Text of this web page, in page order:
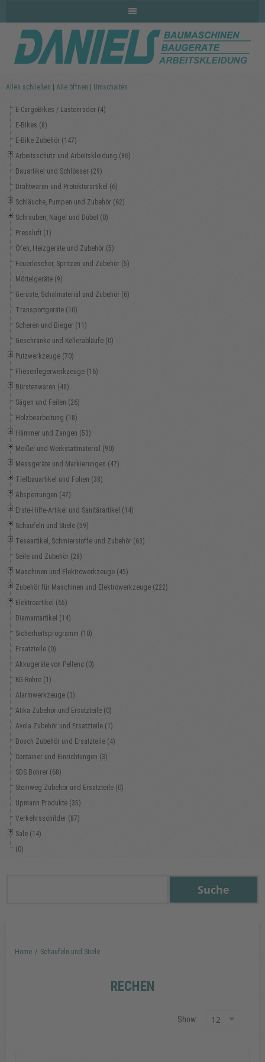
Alles schließen Alle öffnen Umschalten
E-CargoBikes / Lastenräder (4)
E-Bikes (8)
E-Bike Zubehör (147)
Arbeitsschutz und Arbeitskleidung (86)
Bauartikel und Schlösser (29)
Drahtwaren und Protektorartikel (6)
Schläuche, Pumpen und Zubehör (62)
Schrauben, Nägel und Dübel (0)
Pressluft (1)
Öfen, Heizgeräte und Zubehör (5)
Feuerlöscher, Spritzen und Zubehör (5)
Mörtelgeräte (9)
Gerüste, Schalmaterial und Zubehör (6)
Transportgeräte (10)
Scheren und Bieger (11)
Geschränke und Kellerabläufe (0)
Putzwerkzeuge (70)
Fliesenlegerwerkzeuge (16)
Bürstenwaren (48)
Sägen und Feilen (26)
Holzbearbeitung (18)
Hämmer und Zangen (53)
Meißel und Werkstattmaterial (90)
Messgeräte und Markierungen (47)
Tiefbauartikel und Folien (38)
Absperrungen (47)
Erste-Hilfe-Artikel und Sanitärartikel (14)
Schaufeln und Stiele (59)
Tesaartikel, Schmierstoffe und Zubehör (63)
Seile und Zubehör (28)
Maschinen und Elektrowerkzeuge (45)
Zubehör für Maschinen und Elektrowerkzeuge (222)
Elektroartikel (65)
Diamantartikel (14)
Sicherheitsprogramm (10)
Ersatzteile (0)
Akkugeräte von Pellenc (0)
KG Rohre (1)
Alarmwerkzeuge (3)
Atika Zubehör und Ersatzteile (0)
Avola Zubehör und Ersatzteile (1)
Bosch Zubehör und Ersatzteile (4)
Container und Einrichtungen (3)
SDS Bohrer (68)
Steinweg Zubehör und Ersatzteile (0)
Upmann Produkte (35)
Verkehrsschilder (87)
Sale (14)
(0)
Home / Schaufeln und Stiele
RECHEN
Show: